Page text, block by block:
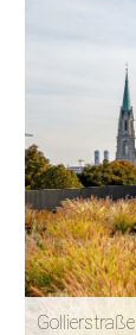
Gollierstraße